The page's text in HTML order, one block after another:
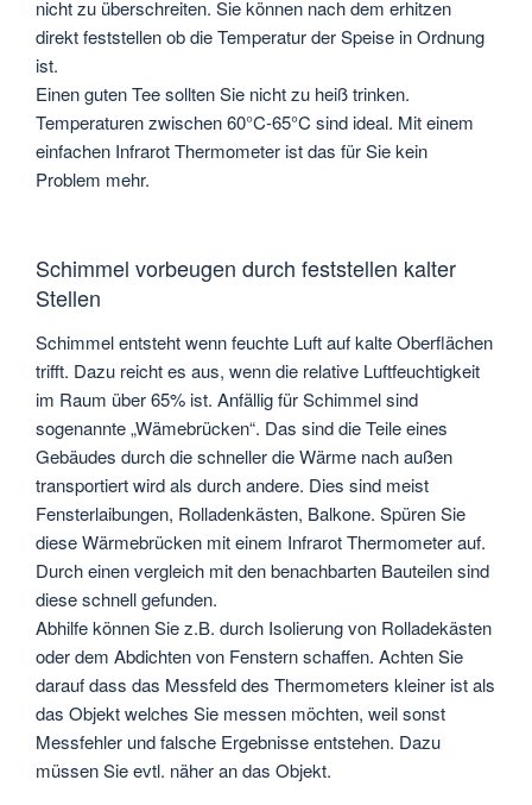
nicht zu überschreiten. Sie können nach dem erhitzen
direkt feststellen ob die Temperatur der Speise in Ordnung
ist.
Einen guten Tee sollten Sie nicht zu heiß trinken.
Temperaturen zwischen 60°C-65°C sind ideal. Mit einem
einfachen Infrarot Thermometer ist das für Sie kein
Problem mehr.
Schimmel vorbeugen durch feststellen kalter
Stellen
Schimmel entsteht wenn feuchte Luft auf kalte Oberflächen
trifft. Dazu reicht es aus, wenn die relative Luftfeuchtigkeit
im Raum über 65% ist. Anfällig für Schimmel sind
sogenannte „Wämebrücken“. Das sind die Teile eines
Gebäudes durch die schneller die Wärme nach außen
transportiert wird als durch andere. Dies sind meist
Fensterlaibungen, Rolladenkästen, Balkone. Spüren Sie
diese Wärmebrücken mit einem Infrarot Thermometer auf.
Durch einen vergleich mit den benachbarten Bauteilen sind
diese schnell gefunden.
Abhilfe können Sie z.B. durch Isolierung von Rolladekästen
oder dem Abdichten von Fenstern schaffen. Achten Sie
darauf dass das Messfeld des Thermometers kleiner ist als
das Objekt welches Sie messen möchten, weil sonst
Messfehler und falsche Ergebnisse entstehen. Dazu
müssen Sie evtl. näher an das Objekt.